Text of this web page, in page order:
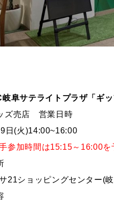
岐阜サテライトプラザ「ギ
ズ売店 営業日時
日(火)14:00~16:00
参加時間は15:15～16:00を
21ショッピングセンター(